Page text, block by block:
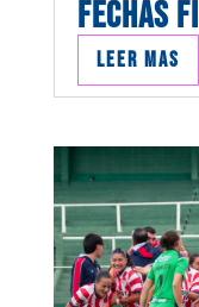
FECHAS
Leer mas